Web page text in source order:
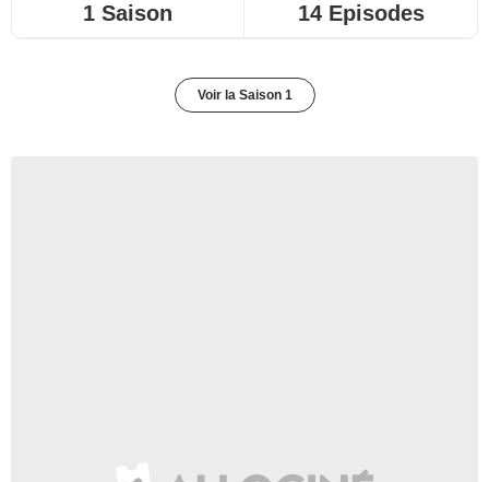
1 Saison 14 Episodes
Voir la Saison 1